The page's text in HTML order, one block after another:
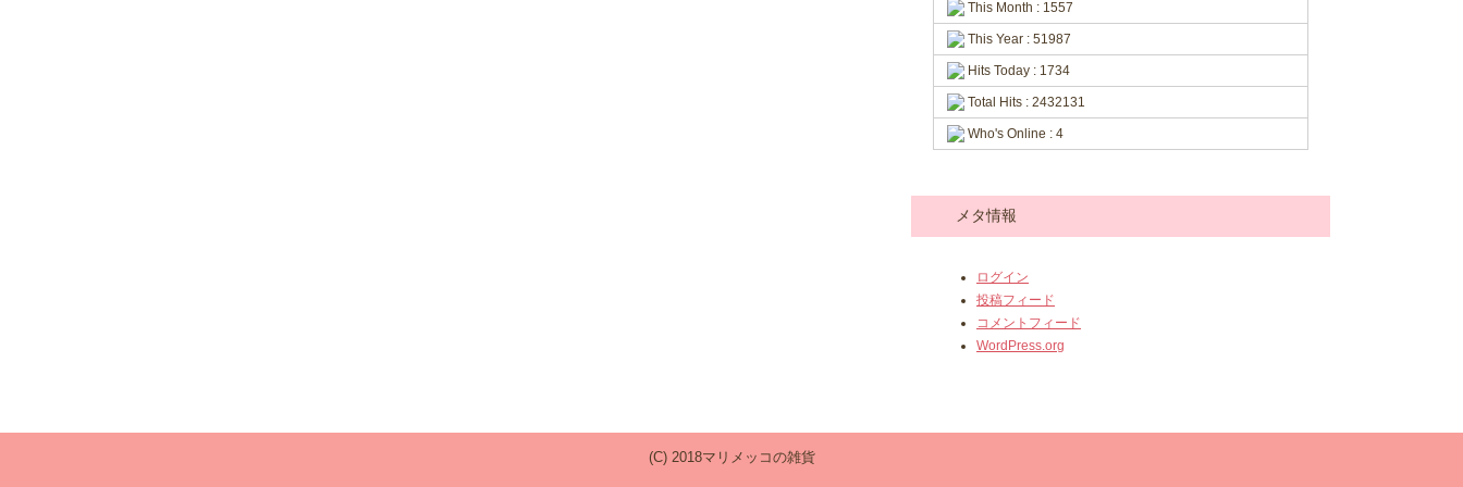
This Month : 1557
This Year : 51987
Hits Today : 1734
Total Hits : 2432131
Who's Online : 4
メタ情報
ログイン
投稿フィード
コメントフィード
WordPress.org
(C) 2018マリメッコの雑貨